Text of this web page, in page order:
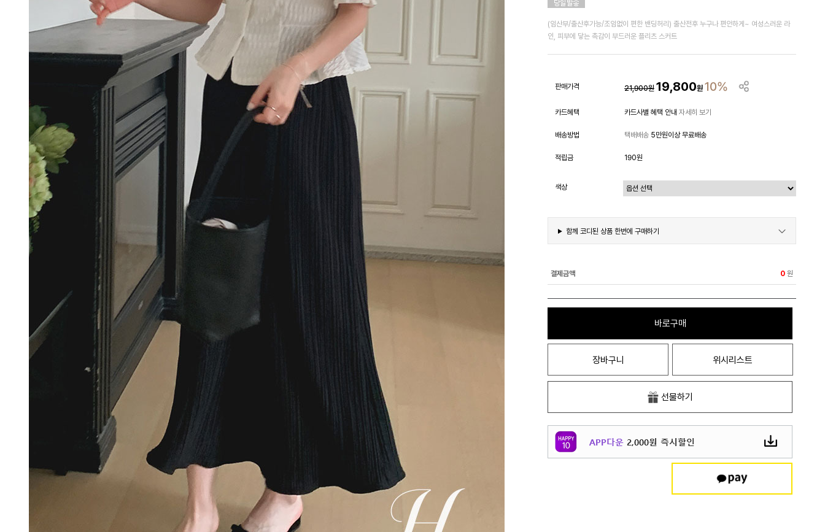
(임산부/출산후가능/조임없이 편한 밴딩허리) 출산전후 누구나 편안하게~ 여성스러운 라
인, 피부에 닿는 촉감이 부드러운 플리츠 스커트
판매가격 21,900원 19,800원 10%
카드혜택 카드사별 혜택 안내 자세히 보기
배송방법 택배배송 5만원이상 무료배송
적립금 190원
색상
함께 코디된 상품 한번에 구매하기
결제금액 0 원
바로구매
장바구니 위시리스트
선물하기